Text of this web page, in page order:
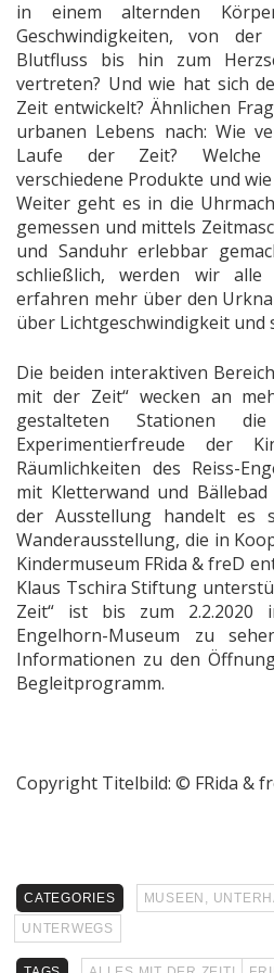
in einem alternden
Geschwindigkeiten, von
Blutfluss bis hin zum
vertreten? Und wie hat sich
Zeit entwickelt? Ähnlichen
urbanen Lebens nach: Wie
Laufe der Zeit? Welche
verschiedene Produkte und
Weiter geht es in die
gemessen und mittels
und Sanduhr erlebbar
schließlich, werden wir
erfahren mehr über den
über Lichtgeschwindigkeit und
Die beiden interaktiven
mit der Zeit“ wecken an
gestalteten Stationen
Experimentierfreude der
Räumlichkeiten des Reiss-
mit Kletterwand und
der Ausstellung handelt es
Wanderausstellung, die in
Kindermuseum FRida & freD
Klaus Tschira Stiftung
Zeit“ ist bis zum 2.2.2020
Engelhorn-Museum zu
Informationen zu den
Begleitprogramm.
Copyright Titelbild: © FRida &
CATEGORIES
MUSEEN,
UNTERWEGS